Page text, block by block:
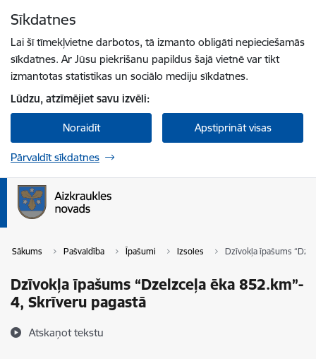
Sīkdatnes
Lai šī tīmekļvietne darbotos, tā izmanto obligāti nepieciešamās
sīkdatnes. Ar Jūsu piekrišanu papildus šajā vietnē var tikt
izmantotas statistikas un sociālo mediju sīkdatnes.
Lūdzu, atzīmējiet savu izvēli:
Noraidīt Apstiprināt visas
Pārvaldīt sīkdatnes
Sākums Pašvaldība Īpašumi Izsoles Dzīvokļa īpašums
Dzīvokļa īpašums “Dzelzceļa ēka 852.km”-
4, Skrīveru pagastā
Atskaņot tekstu